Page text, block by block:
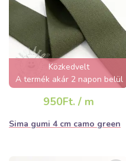
Közkedvelt
A termék akár 2 napon belül
950Ft. / m
Sima gumi 4 cm camo green